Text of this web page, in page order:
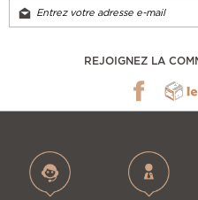
REJOIGNEZ LA